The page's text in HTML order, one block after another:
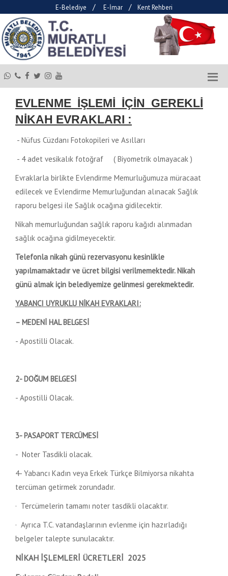
E-Belediye / E-İmar / Kent Rehberi
EVLENME İŞLEMİ İÇİN GEREKLİ
NİKAH EVRAKLARI :
- Nüfus Cüzdanı Fotokopileri ve Asılları
- 4 adet vesikalık fotoğraf ( Biyometrik olmayacak )
Evraklarla birlikte Evlendirme Memurluğumuza müracaat
edilecek ve Evlendirme Memurluğundan alınacak Sağlık
raporu belgesi ile Sağlık ocağına gidilecektir.
Nikah memurluğundan sağlık raporu kağıdı alınmadan
sağlık ocağına gidilmeyecektir.
Telefonla nikah günü rezervasyonu kesinlikle
yapılmamaktadır ve ücret bilgisi verilmemektedir. Nikah
günü almak için belediyemize gelinmesi gerekmektedir.
YABANCI UYRUKLU NİKAH EVRAKLARI:
– MEDENİ HAL BELGESİ
- Apostilli Olacak.
2- DOĞUM BELGESİ
- Apostilli Olacak.
3- PASAPORT TERCÜMESİ
- Noter Tasdikli olacak.
4- Yabancı Kadın veya Erkek Türkçe Bilmiyorsa nikahta
tercüman getirmek zorundadır.
· Tercümelerin tamamı noter tasdikli olacaktır.
· Ayrıca T.C. vatandaşlarının evlenme için hazırladığı
belgeler talepte sunulacaktır.
NİKAH İŞLEMLERİ ÜCRETLERİ 2025